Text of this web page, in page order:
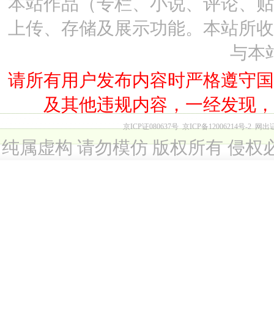
上传、存储及展示功能。本站所
与本
请所有用户发布内容时严格遵守
及其他违规内容，一经发现
京ICP证080637号 京ICP备12006214号-2 网出
纯属虚构 请勿模仿 版权所有 侵权